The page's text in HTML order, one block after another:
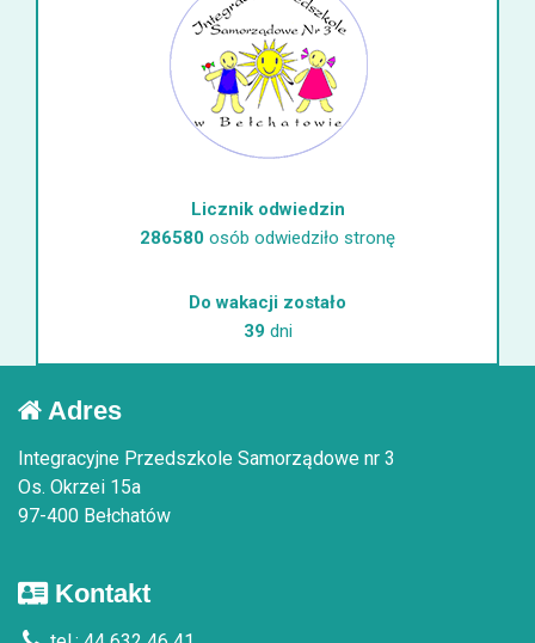
Licznik odwiedzin
286580 osób odwiedziło stronę
Do wakacji zostało
39dni
Adres
Integracyjne Przedszkole Samorządowe nr 3
Os. Okrzei 15a
97-400 Bełchatów
Kontakt